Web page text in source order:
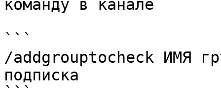
команду в канале
```
/addgrouptocheck ИМЯ
подписка
```